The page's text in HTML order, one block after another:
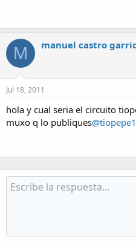
M manuel castro
Jul 18, 2011
hola y cual seria el circuito
muxo q lo publiques